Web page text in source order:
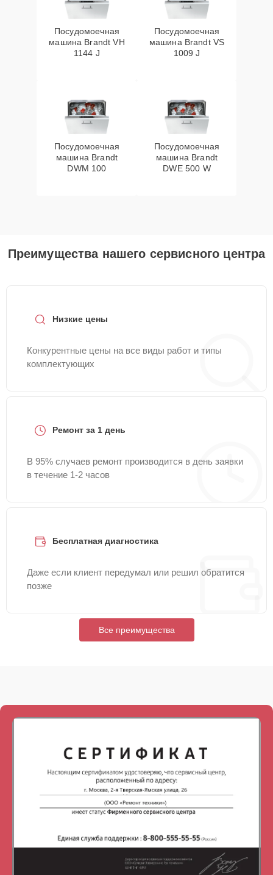
Посудомоечная
машина Brandt VH
1144 J
Посудомоечная
машина Brandt VS
1009 J
Посудомоечная
машина Brandt
DWM 100
Посудомоечная
машина Brandt
DWE 500 W
Преимущества нашего сервисного центра
Низкие цены
Конкурентные цены на все виды работ и типы
комплектующих
Ремонт за 1 день
В 95% случаев ремонт производится в день заявки
в течение 1-2 часов
Бесплатная диагностика
Даже если клиент передумал или решил обратится
позже
Все преимущества